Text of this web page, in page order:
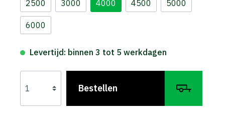
2500
3000 4000 4500 5000
6000
Levertijd: binnen 3 tot 5 werkdagen
Bestellen